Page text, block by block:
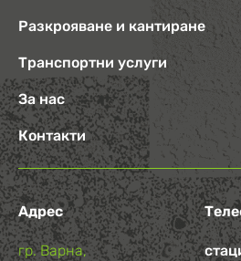
Разкрояване и кантиране
Транспортни услуги
За нас
Контакти
Адрес
гр. Варна,